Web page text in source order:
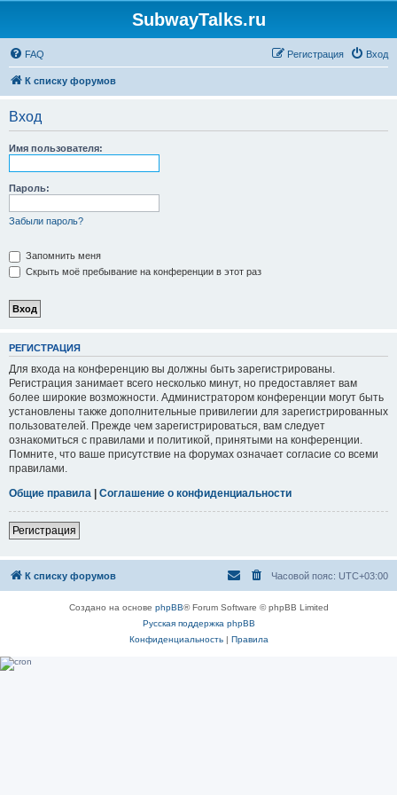
SubwayTalks.ru
FAQ Вход
Регистрация
К списку форумов
Вход
Имя пользователя:
Пароль:
Забыли пароль?
Запомнить меня
Скрыть моё пребывание на конференции в этот раз
РЕГИСТРАЦИЯ
Для входа на конференцию вы должны быть зарегистрированы.
Регистрация занимает всего несколько минут, но предоставляет вам
более широкие возможности. Администратором конференции могут быть
установлены также дополнительные привилегии для зарегистрированных
пользователей. Прежде чем зарегистрироваться, вам следует
ознакомиться с правилами и политикой, принятыми на конференции.
Помните, что ваше присутствие на форумах означает согласие со всеми
правилами.
Общие правила | Соглашение о конфиденциальности
Регистрация
К списку форумов Часовой пояс: UTC+03:00
Создано на основе phpBB® Forum Software © phpBB Limited
Русская поддержка phpBB
Конфиденциальность| Правила